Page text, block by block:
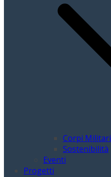
Corpi Militari
Sostenibilità
Eventi
Progetti